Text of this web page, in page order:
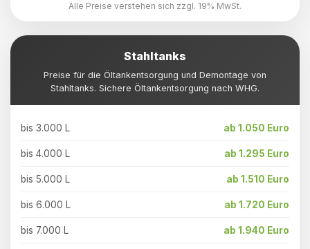
Alle Preise verstehen sich zzgl. 19% MwSt.
Stahltanks
Preise für die Öltankentsorgung und Demontage von
Stahltanks. Sichere Öltankentsorgung nach WHG.
bis 3.000 L ab 1.050 Euro
bis 4.000 L ab 1.295 Euro
bis 5.000 L ab 1.510 Euro
bis 6.000 L ab 1.720 Euro
bis 7.000 L ab 1.940 Euro